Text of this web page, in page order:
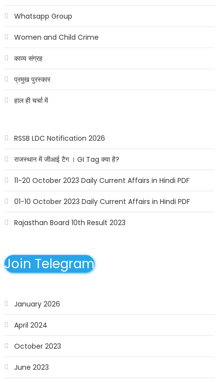
Whatsapp Group
Women and Child Crime
काव्य संग्रह
प्रमुख पुरस्कार
हाल ही चर्चा में
RSSB LDC Notification 2026
राजस्थान में जीआई टैग । GI Tag क्या है?
11-20 October 2023 Daily Current Affairs in Hindi PDF
01-10 October 2023 Daily Current Affairs in Hindi PDF
Rajasthan Board 10th Result 2023
Join Telegram
January 2026
April 2024
October 2023
June 2023